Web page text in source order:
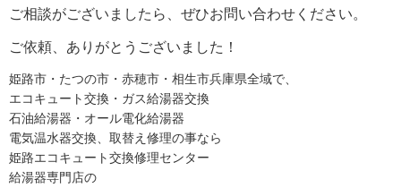
ご相談がございましたら、ぜひお問い合わせください。
ご依頼、ありがとうございました！
姫路市・たつの市・赤穂市・相生市兵庫県全域で、
エコキュート交換・ガス給湯器交換
石油給湯器・オール電化給湯器
電気温水器交換、取替え修理の事なら
姫路エコキュート交換修理センター
給湯器専門店の